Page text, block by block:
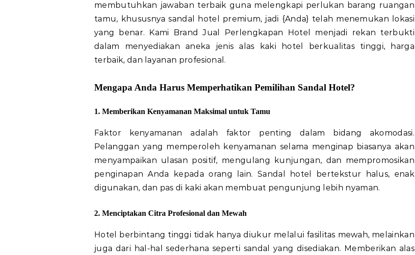
membutuhkan jawaban terbaik guna melengkapi perlukan barang ruangan
tamu, khususnya sandal hotel premium, jadi {Anda} telah menemukan lokasi
yang benar. Kami Brand Jual Perlengkapan Hotel menjadi rekan terbukti
dalam menyediakan aneka jenis alas kaki hotel berkualitas tinggi, harga
terbaik, dan layanan profesional.
Mengapa Anda Harus Memperhatikan Pemilihan Sandal Hotel?
1. Memberikan Kenyamanan Maksimal untuk Tamu
Faktor kenyamanan adalah faktor penting dalam bidang akomodasi.
Pelanggan yang memperoleh kenyamanan selama menginap biasanya akan
menyampaikan ulasan positif, mengulang kunjungan, dan mempromosikan
penginapan Anda kepada orang lain. Sandal hotel bertekstur halus, enak
digunakan, dan pas di kaki akan membuat pengunjung lebih nyaman.
2. Menciptakan Citra Profesional dan Mewah
Hotel berbintang tinggi tidak hanya diukur melalui fasilitas mewah, melainkan
juga dari hal-hal sederhana seperti sandal yang disediakan. Memberikan alas